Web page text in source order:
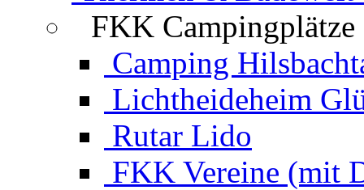
FKK Campingplätze
Camping
Lichtheideheim
Rutar Lido
FKK Vereine (mit